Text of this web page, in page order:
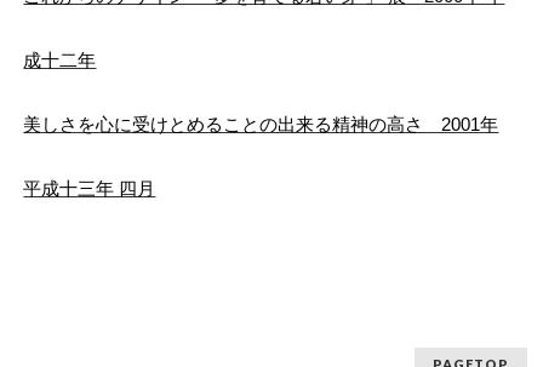
成十二年
美しさを心に受けとめることの出来る精神の高さ 2001年
平成十三年 四月